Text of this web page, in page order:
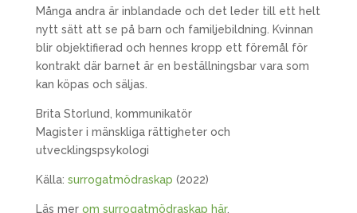
Många andra är inblandade och det leder till ett helt
nytt sätt att se på barn och familjebildning. Kvinnan
blir objektifierad och hennes kropp ett föremål för
kontrakt där barnet är en beställningsbar vara som
kan köpas och säljas.
Brita Storlund, kommunikatör
Magister i mänskliga rättigheter och
utvecklingspsykologi
Källa: surrogatmödraskap (2022)
Läs mer om surrogatmödraskap här.